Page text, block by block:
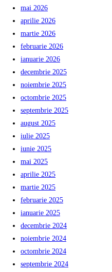
mai 2026
aprilie 2026
martie 2026
februarie 2026
ianuarie 2026
decembrie 2025
noiembrie 2025
octombrie 2025
septembrie 2025
august 2025
iulie 2025
iunie 2025
mai 2025
aprilie 2025
martie 2025
februarie 2025
ianuarie 2025
decembrie 2024
noiembrie 2024
octombrie 2024
septembrie 2024